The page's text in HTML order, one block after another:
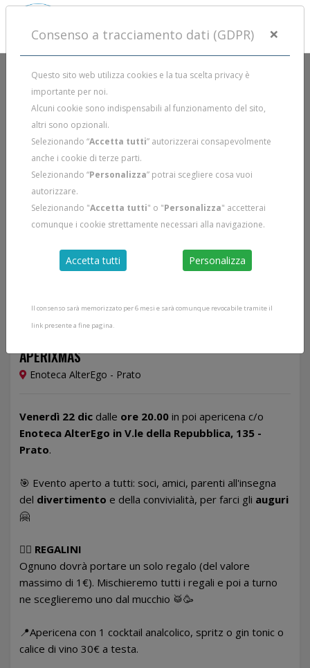
APERIXMAS
Enoteca AlterEgo - Prato
Venerdì 22 dic dalle ore 20.00 in poi apericena c/o
Enoteca AlterEgo in V.le della Repubblica, 135 -
Prato.
🎯 Evento aperto a tutti: soci, amici, parenti all'insegna
del divertimento e della convivialità, per farci gli auguri
🤗
👉🏻 REGALINI
Ognuno dovrà portare un solo regalo (del valore
massimo di 1€). Mischieremo tutti i regali e poi a turno
ne sceglieremo uno dal mucchio 🥁🥳
📍Apericena con 1 cocktail analcolico, spritz o gin tonic o
calice di vino 30€ a testa.
Consenso a tracciamento dati (GDPR) ×
Questo sito web utilizza cookies e la tua scelta privacy è
importante per noi.
Alcuni cookie sono indispensabili al funzionamento del sito,
altri sono opzionali.
Selezionando “Accetta tutti” autorizzerai consapevolmente
anche i cookie di terze parti.
Selezionando “Personalizza” potrai scegliere cosa vuoi
autorizzare.
Selezionando "Accetta tutti" o "Personalizza" accetterai
comunque i cookie strettamente necessari alla navigazione.
Accetta tutti Personalizza
Il consenso sarà memorizzato per 6 mesi e sarà comunque revocabile tramite il
link presente a fine pagina.